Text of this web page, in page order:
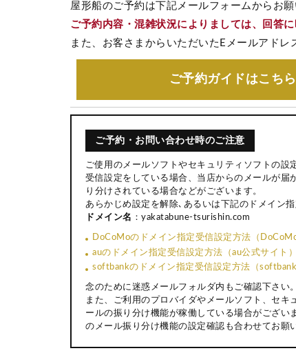
屋形船のご予約は下記メールフォームからお願
ご予約内容・混雑状況によりましては、回答
また、お客さまからいただいたEメールアド
ご予約ガイドはこちら
ご予約・お問い合わせ時のご注意
ご使用のメールソフトやセキュリティソフトの設
受信設定をしている場合、当店からのメールが届
り分けされている場合などがございます。
あらかじめ設定を解除､あるいは下記のドメイン
ドメイン名 ：yakatabune-tsurishin.com
DoCoMoのドメイン指定受信設定方法（
auのドメイン指定受信設定方法（au公式サイト）
softbankのドメイン指定受信設定方法（softbank
念のために迷惑メールフォルダ内もご確認下さい。
また、ご利用のプロバイダやメールソフト、セキ
ールの振り分け機能が稼働している場合がござい
のメール振り分け機能の設定確認も合わせてお願